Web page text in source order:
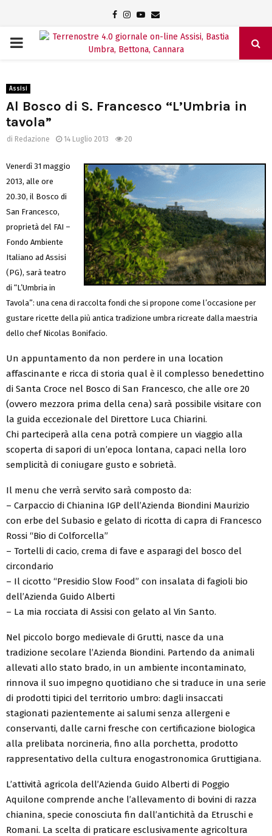
Facebook
Instagram
Youtube
Email
PRIMARY
Assisi
Al Bosco di S. Francesco “L’Umbria in
tavola”
di Redazione 14 Luglio 2013 20
Venerdì 31 maggio
2013, alle ore
20.30, il Bosco di
San Francesco,
proprietà del FAI –
Fondo Ambiente
Italiano ad Assisi
(PG), sarà teatro
di “L’Umbria in
Tavola”: una cena di raccolta fondi che si propone come l’occasione per
gustare ricette della più antica tradizione umbra ricreate dalla maestria
dello chef Nicolas Bonifacio.
Un appuntamento da non perdere in una location
affascinante e ricca di storia qual è il complesso benedettino
di Santa Croce nel Bosco di San Francesco, che alle ore 20
(ovvero mezzora prima della cena) sarà possibile visitare con
la guida eccezionale del Direttore Luca Chiarini.
Chi parteciperà alla cena potrà compiere un viaggio alla
scoperta di sapori di un’epoca lontana, capaci nella loro
semplicità di coniugare gusto e sobrietà.
Il menu che verrà servito sarà composto da:
– Carpaccio di Chianina IGP dell’Azienda Biondini Maurizio
con erbe del Subasio e gelato di ricotta di capra di Francesco
Rossi “Bio di Colforcella”
– Tortelli di cacio, crema di fave e asparagi del bosco del
circondario
– Il cicotto “Presidio Slow Food” con insalata di fagioli bio
dell’Azienda Guido Alberti
– La mia rocciata di Assisi con gelato al Vin Santo.
Nel piccolo borgo medievale di Grutti, nasce da una
tradizione secolare l’Azienda Biondini. Partendo da animali
allevati allo stato brado, in un ambiente incontaminato,
rinnova il suo impegno quotidiano che si traduce in una serie
di prodotti tipici del territorio umbro: dagli insaccati
stagionati pazientemente ai salumi senza allergeni e
conservanti, dalle carni fresche con certificazione biologica
alla prelibata norcineria, fino alla porchetta, prodotto
rappresentativo della cultura enogastronomica Gruttigiana.
L’attività agricola dell’Azienda Guido Alberti di Poggio
Aquilone comprende anche l’allevamento di bovini di razza
chianina, specie conosciuta fin dall’antichità da Etruschi e
Romani. La scelta di praticare esclusivamente agricoltura